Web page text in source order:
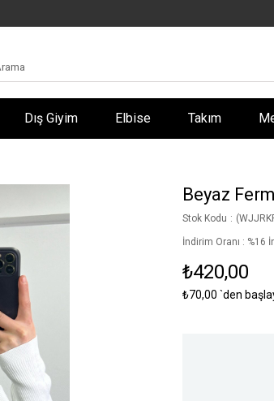
Dış Giyim Elbise Takım
Beyaz
Stok Kodu
İndirim Oranı : %16
₺420,00
₺70,00 `den